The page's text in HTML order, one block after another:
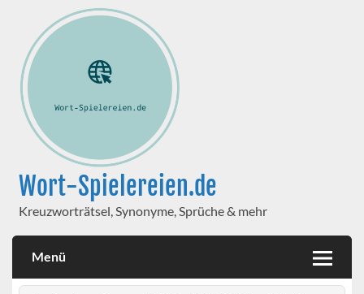
Wort-Spielereien.de
Kreuzworträtsel, Synonyme, Sprüche & mehr
Menü